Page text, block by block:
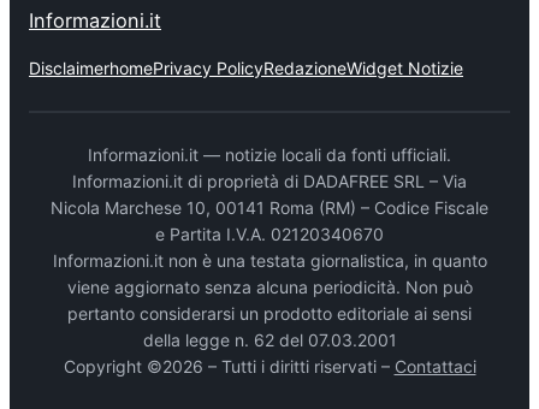
Informazioni.it
DisclaimerhomePrivacy PolicyRedazioneWidget Notizie
Informazioni.it — notizie locali da fonti ufficiali.
Informazioni.it di proprietà di DADAFREE SRL – Via
Nicola Marchese 10, 00141 Roma (RM) – Codice Fiscale
e Partita I.V.A. 02120340670
Informazioni.it non è una testata giornalistica, in quanto
viene aggiornato senza alcuna periodicità. Non può
pertanto considerarsi un prodotto editoriale ai sensi
della legge n. 62 del 07.03.2001
Copyright ©2026 – Tutti i diritti riservati – Contattaci